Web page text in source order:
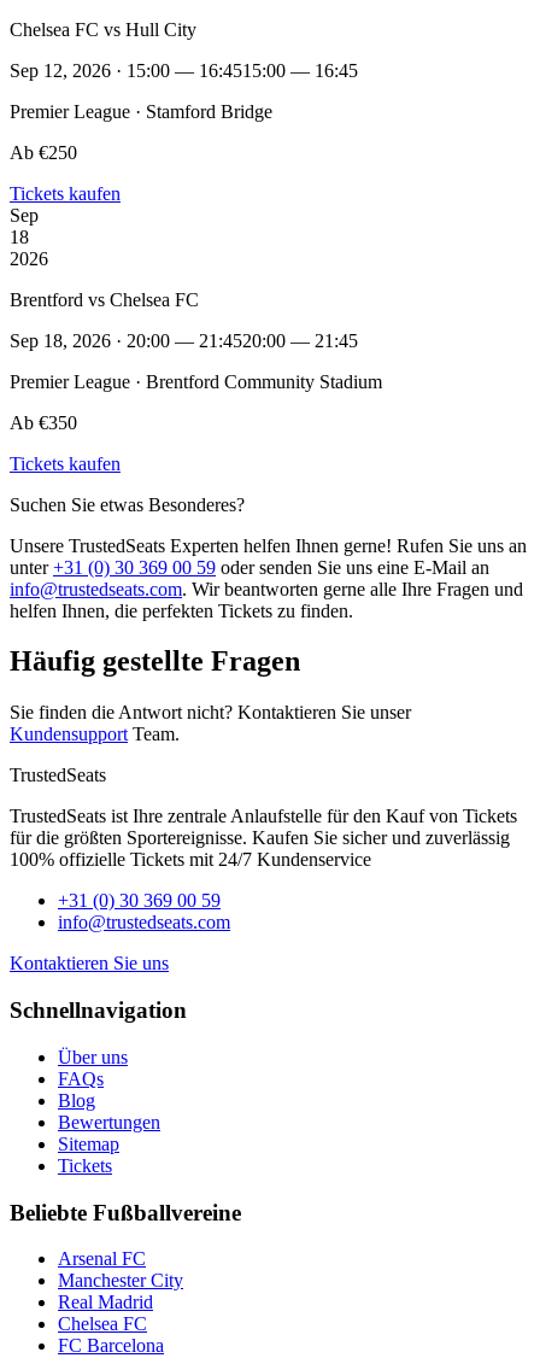
Chelsea FC vs Hull City
Sep 12, 2026 · 15:00 — 16:4515:00 — 16:45
Premier League · Stamford Bridge
Ab €250
Tickets kaufen
Sep
18
2026
Brentford vs Chelsea FC
Sep 18, 2026 · 20:00 — 21:4520:00 — 21:45
Premier League · Brentford Community Stadium
Ab €350
Tickets kaufen
Suchen Sie etwas Besonderes?
Unsere TrustedSeats Experten helfen Ihnen gerne! Rufen Sie uns an
unter+31 (0) 30 369 00 59 oder senden Sie uns eine E-Mail an
info@trustedseats.com. Wir beantworten gerne alle Ihre Fragen und
helfen Ihnen, die perfekten Tickets zu finden.
Häufig gestellte Fragen
Sie finden die Antwort nicht? Kontaktieren Sie unser
Kundensupport Team.
TrustedSeats
TrustedSeats ist Ihre zentrale Anlaufstelle für den Kauf von Tickets
für die größten Sportereignisse. Kaufen Sie sicher und zuverlässig
100% offizielle Tickets mit 24/7 Kundenservice
+31 (0) 30 369 00 59
info@trustedseats.com
Kontaktieren Sie uns
Schnellnavigation
Über uns
FAQs
Blog
Bewertungen
Sitemap
Tickets
Beliebte Fußballvereine
Arsenal FC
Manchester City
Real Madrid
Chelsea FC
FC Barcelona